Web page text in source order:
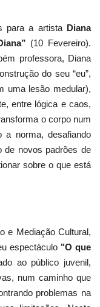
para a artista Diana
(10 Fevereiro).
professora, Diana
do seu “eu”,
uma lesão medular),
entre lógica e caos,
o corpo num
a norma, desafiando
de novos padrões de
sobre o que está
e Mediação Cultural,
espectáculo "O que
ao público juvenil,
num caminho que
problemas na